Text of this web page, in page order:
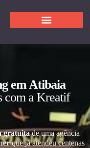
em Atibaia
com a Kreatif
gratuitade uma agência
que já atendeu centenas